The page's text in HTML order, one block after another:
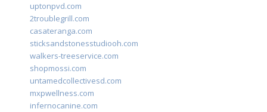
uptonpvd.com
2troublegrill.com
casateranga.com
sticksandstonesstudiooh.com
walkers-treeservice.com
shopmossi.com
untamedcollectivesd.com
mxpwellness.com
infernocanine.com